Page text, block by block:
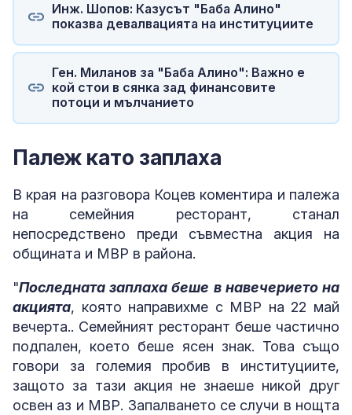
Инж. Шопов: Казусът "Баба Алино"
показва девалвацията на институциите
Ген. Миланов за "Баба Алино": Важно е
кой стои в сянка зад финансовите
потоци и мълчанието
Палеж като заплаха
В края на разговора Коцев коментира и палежа
на семейния ресторант, станал
непосредствено преди съвместна акция на
общината и МВР в района.
"Последната заплаха беше в навечерието на
акцията, която направихме с МВР на 22 май
вечерта.. Семейният ресторант беше частично
подпален, което беше ясен знак. Това също
говори за големия пробив в институциите,
защото за тази акция не знаеше никой друг
освен аз и МВР. Запалването се случи в нощта